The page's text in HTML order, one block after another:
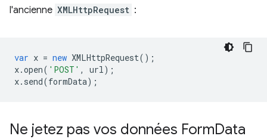
l'ancienne XMLHttpRequest :
var x = new XMLHttpRequest();
x.open( 'POST' , url);
x. send(formData);
Ne jetez pas vos données FormData